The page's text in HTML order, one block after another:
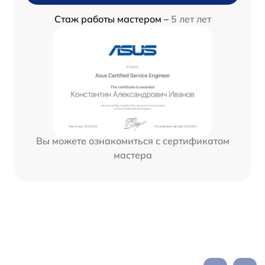
Стаж работы мастером – 5 лет лет
Вы можете ознакомиться с сертификатом
мастера